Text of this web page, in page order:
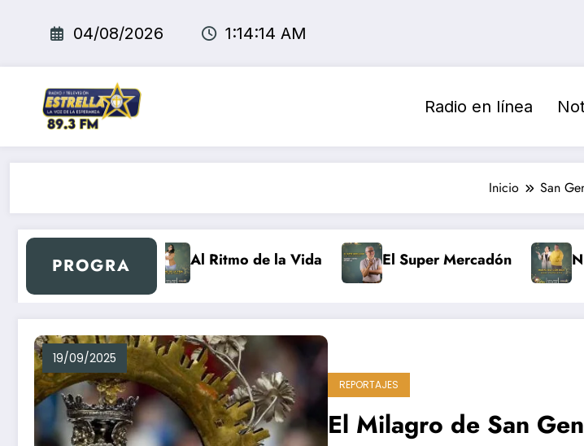
04/08/2026 1:14:14 AM
Radio en línea
Inicio San
PROGRA
día Retro Al Ritmo de la Vida El Super Mercadón
19/09/2025
REPORTAJES
El Milagro de San